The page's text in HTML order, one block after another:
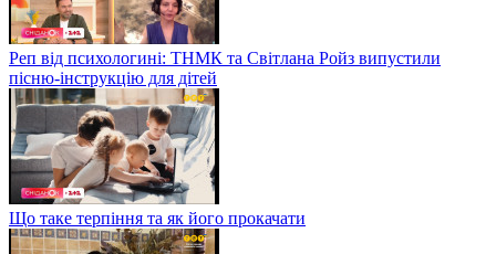
Реп від психологині: ТНМК та Світлана Ройз випустили
пісню-інструкцію для дітей
Що таке терпіння та як його прокачати